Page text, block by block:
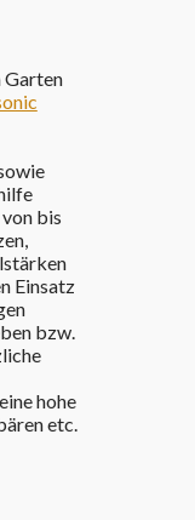
Garten
bis
Einsatz
bzw.
hohe
etc.